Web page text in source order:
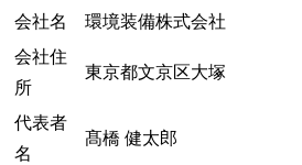
会社名
環境装備株式会社
会社住
所
東京都文京区大塚
代表者
名
髙橋 健太郎